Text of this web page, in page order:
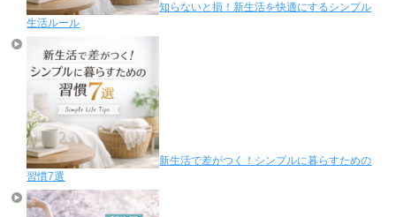
知らないと損！新生活を快適にするシンプル
生活ルール
新生活で差がつく！シンプルに暮らすための
習慣7選